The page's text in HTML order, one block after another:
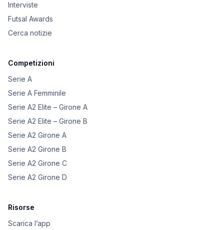
Interviste
Futsal Awards
Cerca notizie
Competizioni
Serie A
Serie A Femminile
Serie A2 Elite – Girone A
Serie A2 Elite – Girone B
Serie A2 Girone A
Serie A2 Girone B
Serie A2 Girone C
Serie A2 Girone D
Risorse
Scarica l’app